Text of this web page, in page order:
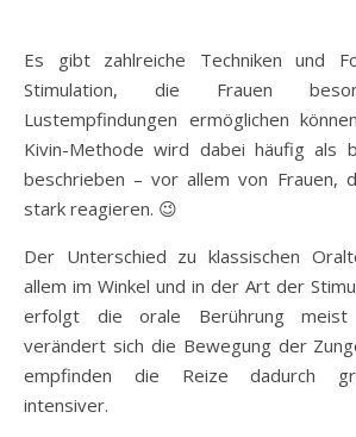
Es gibt zahlreiche Techniken und
Stimulation, die Frauen
Lustempfindungen ermöglichen
Kivin-Methode wird dabei häufig als
beschrieben – vor allem von Frauen,
stark reagieren. 😉
Der Unterschied zu klassischen
allem im Winkel und in der Art der
erfolgt die orale Berührung meist
verändert sich die Bewegung der
empfinden die Reize dadurch
intensiver.